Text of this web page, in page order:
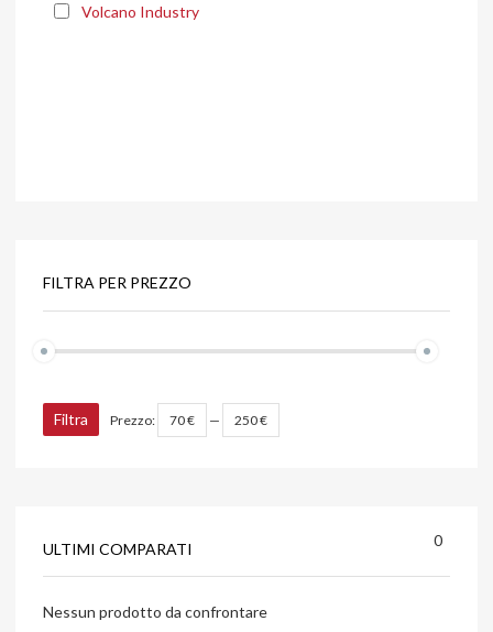
Volcano Industry
FILTRA PER PREZZO
Filtra Prezzo: 70 € — 250 €
ULTIMI COMPARATI
Nessun prodotto da confrontare
0